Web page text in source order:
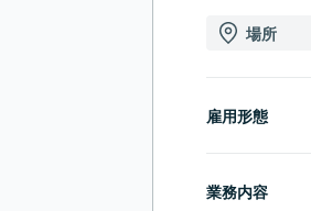
場所
雇用形態
業務内容